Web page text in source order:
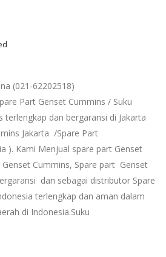
(021-62202518)
Part Genset Cummins / Suku
terlengkap dan bergaransi di Jakarta
Jakarta /Spare Part
). Kami Menjual spare part Genset
Cummins, Spare part Genset
dan sebagai distributor Spare
terlengkap dan aman dalam
di Indonesia.Suku